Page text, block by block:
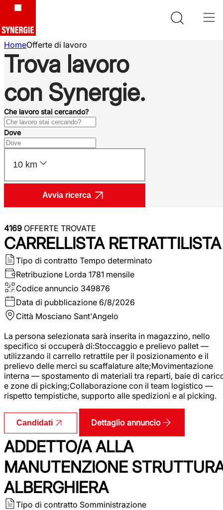
HomeOfferte di lavoro
Trova lavoro
con Synergie.
Che lavoro stai cercando?
Dove
10 km
Avvia ricerca
4169 OFFERTE TROVATE
CARRELLISTA RETRATTILISTA
Tipo di contratto Tempo determinato
Retribuzione Lorda 1781 mensile
Codice annuncio 349876
Data di pubblicazione 6/8/2026
Città Mosciano Sant'Angelo
La persona selezionata sarà inserita in magazzino, nello
specifico si occuperà di:Stoccaggio e prelievo pallet —
utilizzando il carrello retrattile per il posizionamento e il
prelievo delle merci su scaffalature alte;Movimentazione
interna — spostamento di materiali tra reparti, baie di
e zone di picking;Collaborazione con il team logistico —
rispetto tempistiche, supporto alle spedizioni e al picking.
Candidati Dettaglio annuncio
ADDETTO/A ALLA
MANUTENZIONE
ALBERGHIERA
Tipo di contratto Somministrazione